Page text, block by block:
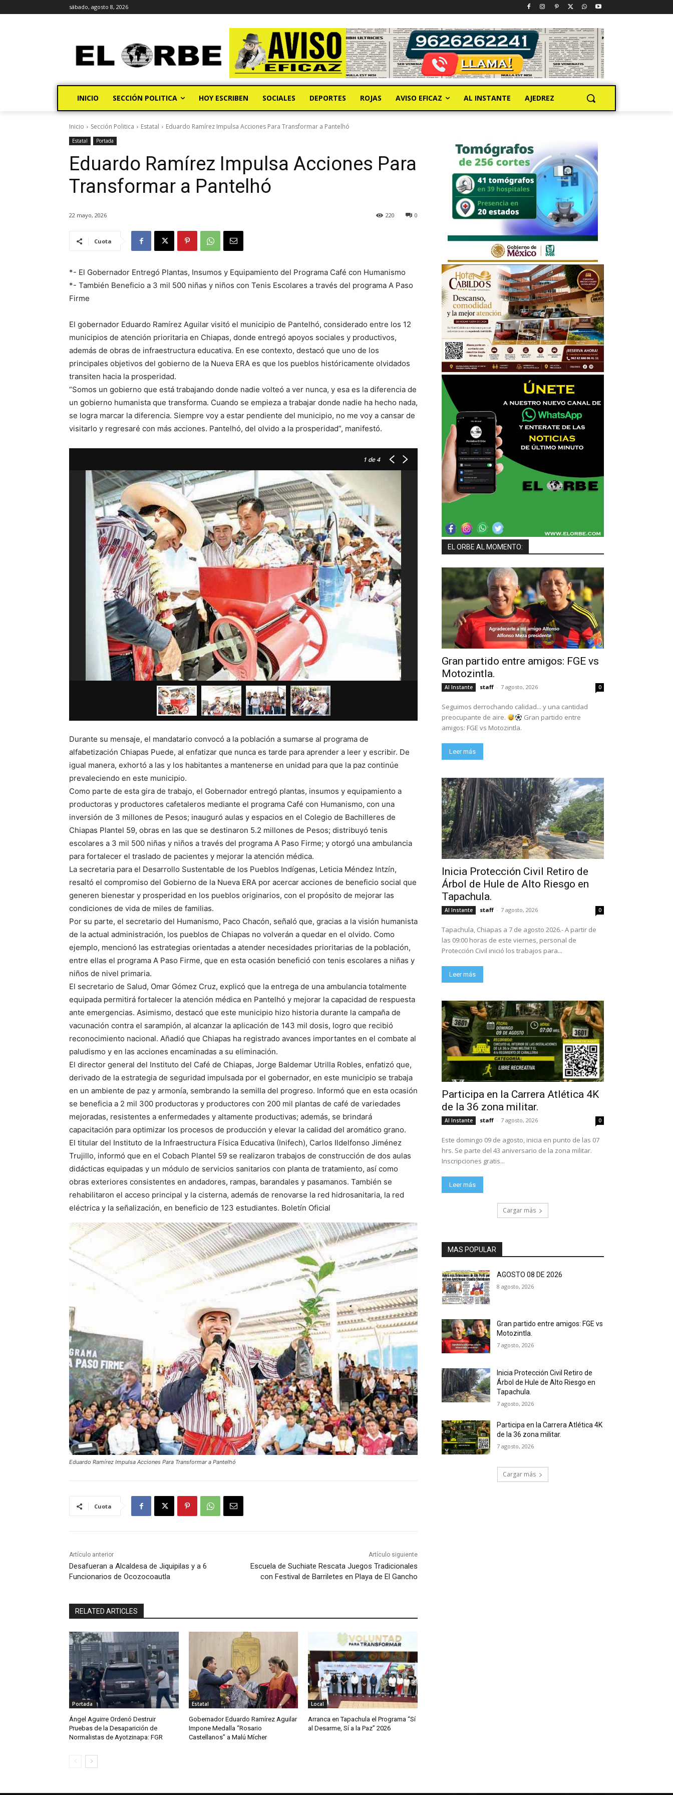
sábado, agosto 8, 2026
INICIO SECCIÓN POLITICA HOY ESCRIBEN SOCIALES DEPORTES ROJAS AVISO EFICAZ AL INSTANTE AJEDREZ
Inicio Sección Politica Estatal Eduardo Ramírez Impulsa Acciones Para Transformar a Pantelhó
Estatal Portada
Eduardo Ramírez Impulsa Acciones Para
Transformar a Pantelhó
22 mayo, 2026 0
220
Cuota
*- El Gobernador Entregó Plantas, Insumos y Equipamiento del Programa Café con Humanismo
*- También Beneficio a 3 mil 500 niñas y niños con Tenis Escolares a través del programa A Paso
Firme
El gobernador Eduardo Ramírez Aguilar visitó el municipio de Pantelhó, considerado entre los 12
municipios de atención prioritaria en Chiapas, donde entregó apoyos sociales y productivos,
además de obras de infraestructura educativa. En ese contexto, destacó que uno de los
principales objetivos del gobierno de la Nueva ERA es que los pueblos históricamente olvidados
transiten hacia la prosperidad.
“Somos un gobierno que está trabajando donde nadie volteó a ver nunca, y esa es la diferencia de
un gobierno humanista que transforma. Cuando se empieza a trabajar donde nadie ha hecho nada,
se logra marcar la diferencia. Siempre voy a estar pendiente del municipio, no me voy a cansar de
visitarlo y regresaré con más acciones. Pantelhó, del olvido a la prosperidad”, manifestó.
1 de 4
Eduardo Ramírez Impulsa
Eduardo Ramírez Impulsa Acciones Para Transformar a Pantelhó
Durante su mensaje, el mandatario convocó a la población a sumarse al programa de
alfabetización Chiapas Puede, al enfatizar que nunca es tarde para aprender a leer y escribir. De
igual manera, exhortó a las y los habitantes a mantenerse en unidad para que la paz continúe
prevaleciendo en este municipio.
Como parte de esta gira de trabajo, el Gobernador entregó plantas, insumos y equipamiento a
productoras y productores cafetaleros mediante el programa Café con Humanismo, con una
inversión de 3 millones de Pesos; inauguró aulas y espacios en el Colegio de Bachilleres de
Chiapas Plantel 59, obras en las que se destinaron 5.2 millones de Pesos; distribuyó tenis
escolares a 3 mil 500 niñas y niños a través del programa A Paso Firme; y otorgó una ambulancia
para fortalecer el traslado de pacientes y mejorar la atención médica.
La secretaria para el Desarrollo Sustentable de los Pueblos Indígenas, Leticia Méndez Intzín,
resaltó el compromiso del Gobierno de la Nueva ERA por acercar acciones de beneficio social que
generen bienestar y prosperidad en los pueblos originarios, con el propósito de mejorar las
condiciones de vida de miles de familias.
Por su parte, el secretario del Humanismo, Paco Chacón, señaló que, gracias a la visión humanista
de la actual administración, los pueblos de Chiapas no volverán a quedar en el olvido. Como
ejemplo, mencionó las estrategias orientadas a atender necesidades prioritarias de la población,
entre ellas el programa A Paso Firme, que en esta ocasión benefició con tenis escolares a niñas y
niños de nivel primaria.
El secretario de Salud, Omar Gómez Cruz, explicó que la entrega de una ambulancia totalmente
equipada permitirá fortalecer la atención médica en Pantelhó y mejorar la capacidad de respuesta
ante emergencias. Asimismo, destacó que este municipio hizo historia durante la campaña de
vacunación contra el sarampión, al alcanzar la aplicación de 143 mil dosis, logro que recibió
reconocimiento nacional. Añadió que Chiapas ha registrado avances importantes en el combate al
paludismo y en las acciones encaminadas a su eliminación.
El director general del Instituto del Café de Chiapas, Jorge Baldemar Utrilla Robles, enfatizó que,
derivado de la estrategia de seguridad impulsada por el gobernador, en este municipio se trabaja
en un ambiente de paz y armonía, sembrando la semilla del progreso. Informó que en esta ocasión
se beneficia a 2 mil 300 productoras y productores con 200 mil plantas de café de variedades
mejoradas, resistentes a enfermedades y altamente productivas; además, se brindará
capacitación para optimizar los procesos de producción y elevar la calidad del aromático grano.
El titular del Instituto de la Infraestructura Física Educativa (Inifech), Carlos Ildelfonso Jiménez
Trujillo, informó que en el Cobach Plantel 59 se realizaron trabajos de construcción de dos aulas
didácticas equipadas y un módulo de servicios sanitarios con planta de tratamiento, así como
obras exteriores consistentes en andadores, rampas, barandales y pasamanos. También se
rehabilitaron el acceso principal y la cisterna, además de renovarse la red hidrosanitaria, la red
eléctrica y la señalización, en beneficio de 123 estudiantes. Boletín Oficial
Eduardo Ramírez Impulsa Acciones Para Transformar a Pantelhó
Cuota
Artículo anterior
Desafueran a Alcaldesa de Jiquipilas y a 6
Funcionarios de Ocozocoautla
Artículo siguiente
Escuela de Suchiate Rescata Juegos Tradicionales
con Festival de Barriletes en Playa de El Gancho
RELATED ARTICLES
Portada
Ángel Aguirre Ordenó Destruir
Pruebas de la Desaparición de
Normalistas de Ayotzinapa: FGR
Estatal
Gobernador Eduardo Ramírez Aguilar
Impone Medalla “Rosario
Castellanos” a Malú Mícher
Local
Arranca en Tapachula el Programa “Sí
al Desarme, Sí a la Paz” 2026
EL ORBE AL MOMENTO:
Gran partido entre amigos: FGE vs
Motozintla.
Al Instante staff - 7 agosto, 2026 0
Seguimos derrochando calidad... y una cantidad
preocupante de aire.
Gran partido entre
amigos: FGE vs Motozintla.
Leer más
Inicia Protección Civil Retiro de
Árbol de Hule de Alto Riesgo en
Tapachula.
Al Instante staff - 7 agosto, 2026 0
Tapachula, Chiapas a 7 de agosto 2026.- A partir de
las 09:00 horas de este viernes, personal de
Protección Civil inició los trabajos para...
Leer más
Participa en la Carrera Atlética 4K
de la 36 zona militar.
Al Instante staff - 7 agosto, 2026 0
Este domingo 09 de agosto, inicia en punto de las 07
hrs. Se parte del 43 aniversario de la zona militar.
Inscripciones gratis...
Leer más
Cargar más
MAS POPULAR
AGOSTO 08 DE 2026
8 agosto, 2026
Gran partido entre amigos: FGE vs
Motozintla.
7 agosto, 2026
Inicia Protección Civil Retiro de
Árbol de Hule de Alto Riesgo en
Tapachula.
7 agosto, 2026
Participa en la Carrera Atlética 4K
de la 36 zona militar.
7 agosto, 2026
Cargar más